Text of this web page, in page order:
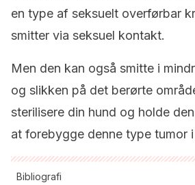
en type af seksuelt overførbar
smitter via seksuel kontakt.
Men den kan også smitte i
og slikken på det berørte
sterilisere din hund og holde
at forebygge denne type tumor
Bibliografi